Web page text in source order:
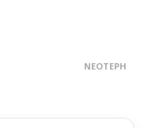
ΝΕΌΤΕΡΗ